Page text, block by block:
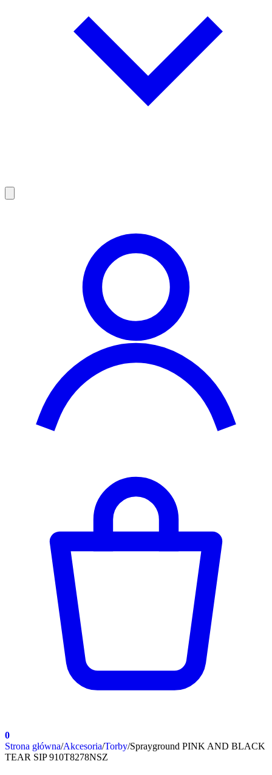
0
Strona główna/Akcesoria/Torby/Sprayground PINK AND BLACK
TEAR SIP 910T8278NSZ